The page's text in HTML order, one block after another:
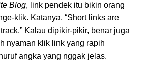
Blog, link pendek itu bikin orang
klik. Katanya, “Short links are
Kalau dipikir-pikir, benar juga
nyaman klik link yang rapih
angka yang nggak jelas.